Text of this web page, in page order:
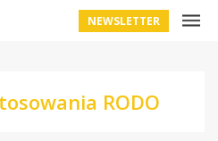
NEWSLETTER
RODO